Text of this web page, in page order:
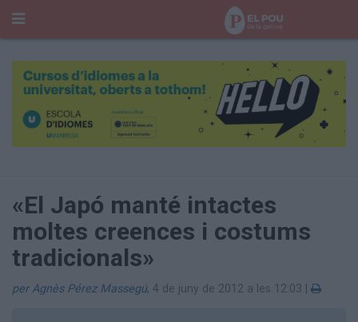
Cerca
Temes del Pou
Cròniques des de Manresa
Paisatge
Taula Rodona
Consells
El Cul del Pou
«El Japó manté intactes
moltes creences i costums
tradicionals»
per Agnès Pérez Massegú, 4 de juny de 2012 a les 12:03